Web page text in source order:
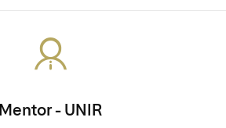
Mentor - UNIR